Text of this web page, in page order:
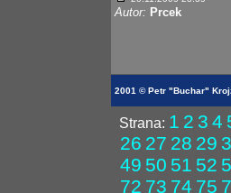
Autor: Prcek
2001 © Petr "Buchar"
Strana: 1 2 3 4
26 27 28 29
49 50 51 52
72 73 74 75